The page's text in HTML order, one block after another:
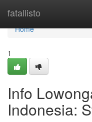
fatallisto
Home
Home
1
Info
Indonesia: